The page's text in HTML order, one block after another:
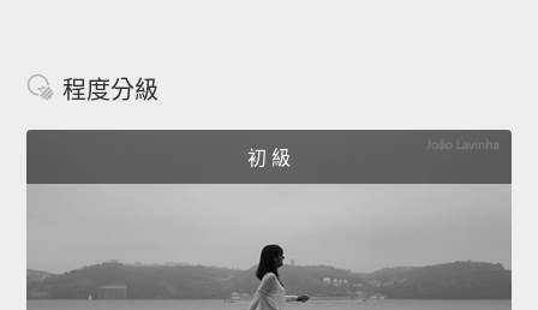
程度分級
初 級